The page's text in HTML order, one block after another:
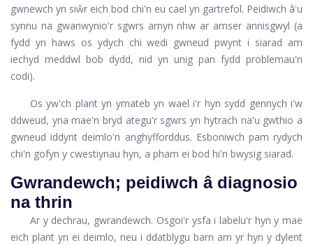
gwnewch yn siŵr eich bod chi'n eu cael yn gartrefol. Peidiwch â'u
synnu na gwanwynio'r sgwrs arnyn nhw ar amser annisgwyl (a
fydd yn haws os ydych chi wedi gwneud pwynt i siarad am
iechyd meddwl bob dydd, nid yn unig pan fydd problemau'n
codi).
Os yw'ch plant yn ymateb yn wael i'r hyn sydd gennych i'w
ddweud, yna mae'n bryd ategu'r sgwrs yn hytrach na'u gwthio a
gwneud iddynt deimlo'n anghyfforddus. Esboniwch pam rydych
chi'n gofyn y cwestiynau hyn, a pham ei bod hi'n bwysig siarad.
Gwrandewch; peidiwch â diagnosio
na thrin
Ar y dechrau, gwrandewch. Osgoi'r ysfa i labelu'r hyn y mae
eich plant yn ei deimlo, neu i ddatblygu barn am yr hyn y dylent